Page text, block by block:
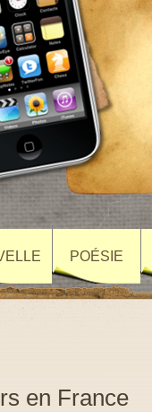
POÉSIE
en France